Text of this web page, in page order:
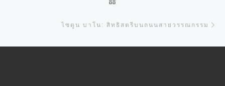
ไซตูน บาโน: สิทธิสตรีบนถนนสายวรรณกรรม